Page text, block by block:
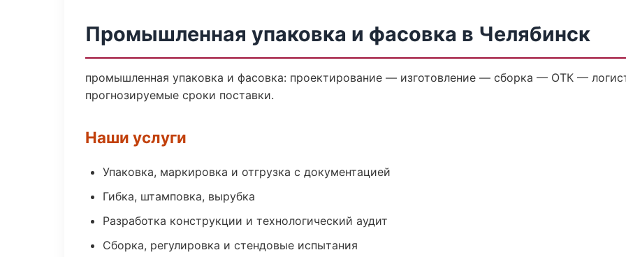
Промышленная упаковка и фасовка в Челябинск
промышленная упаковка и фасовка: проектирование — изготовление — сборка — ОТК —
прогнозируемые сроки поставки.
Наши услуги
Упаковка, маркировка и отгрузка с документацией
Гибка, штамповка, вырубка
Разработка конструкции и технологический аудит
Сборка, регулировка и стендовые испытания